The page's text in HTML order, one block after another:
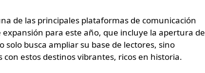
de las principales plataformas de comunicación
para este año, que incluye la apertura de
solo busca ampliar su base de lectores, sino
estos destinos vibrantes, ricos en historia.